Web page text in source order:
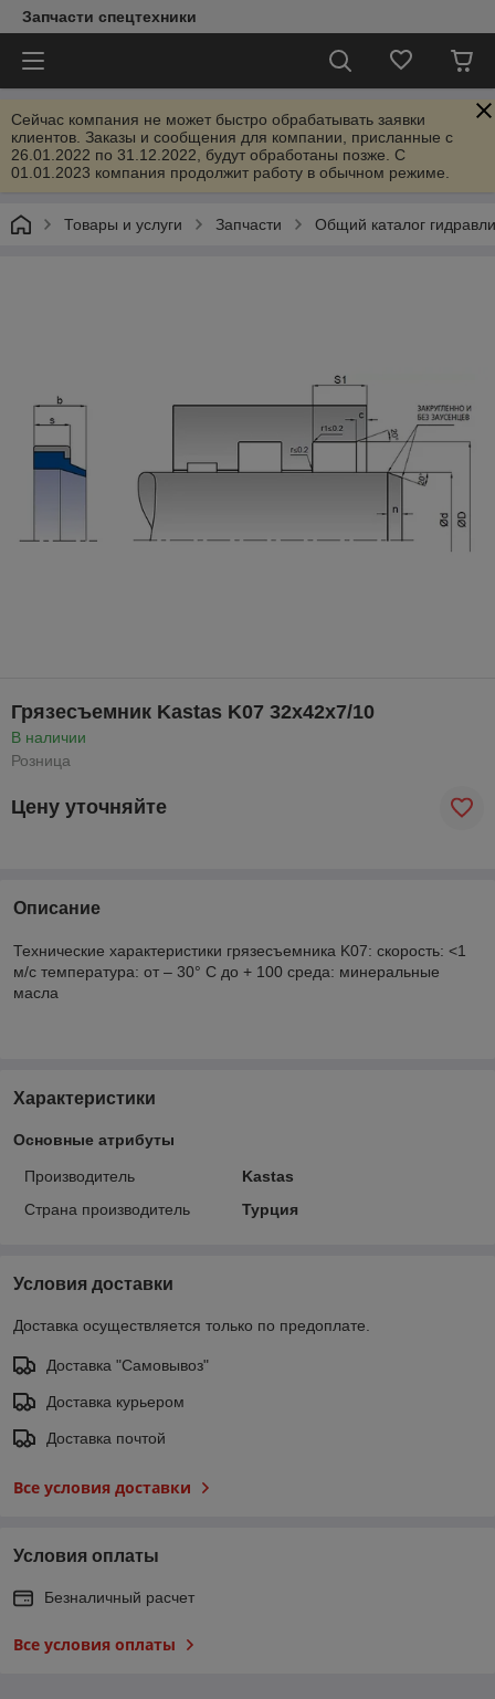
Запчасти спецтехники
Сейчас компания не может быстро обрабатывать заявки
клиентов. Заказы и сообщения для компании, присланные с
26.01.2022 по 31.12.2022, будут обработаны позже. С
01.01.2023 компания продолжит работу в обычном режиме.
Товары и услуги Запчасти Общий каталог
Грязесъемник Kastas K07 32х42х7/10
В наличии
Розница
Цену уточняйте
Описание
Технические характеристики грязесъемника K07: скорость: <1
м/с температура: от – 30° C до + 100 среда: минеральные
масла
Характеристики
Основные атрибуты
Производитель
Kastas
Страна производитель
Турция
Условия доставки
Доставка осуществляется только по предоплате.
Доставка "Самовывоз"
Доставка курьером
Доставка почтой
Все условия доставки
Условия оплаты
Безналичный расчет
Все условия оплаты